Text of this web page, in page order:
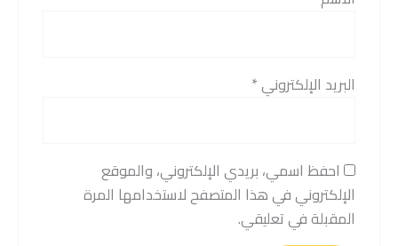
البريد الإلكتروني*
احفظ اسمي، بريدي الإلكتروني، والموقع
الإلكتروني في هذا المتصفح لاستخدامها المرة
المقبلة في تعليقي.